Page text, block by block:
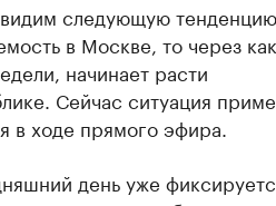
следующую
в Москве, то через
начинает расти
Сейчас ситуация
в ходе прямого эфира.
день уже